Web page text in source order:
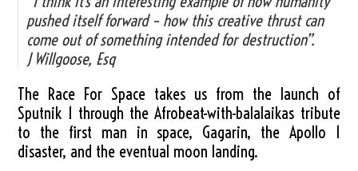
pushed itself forward – how this creative thrust can
come out of something intended for destruction”.
J Willgoose, Esq
The Race For Space takes us from the launch of
Sputnik 1 through the Afrobeat-with-balalaikas tribute
to the first man in space, Gagarin, the Apollo 1
disaster, and the eventual moon landing.